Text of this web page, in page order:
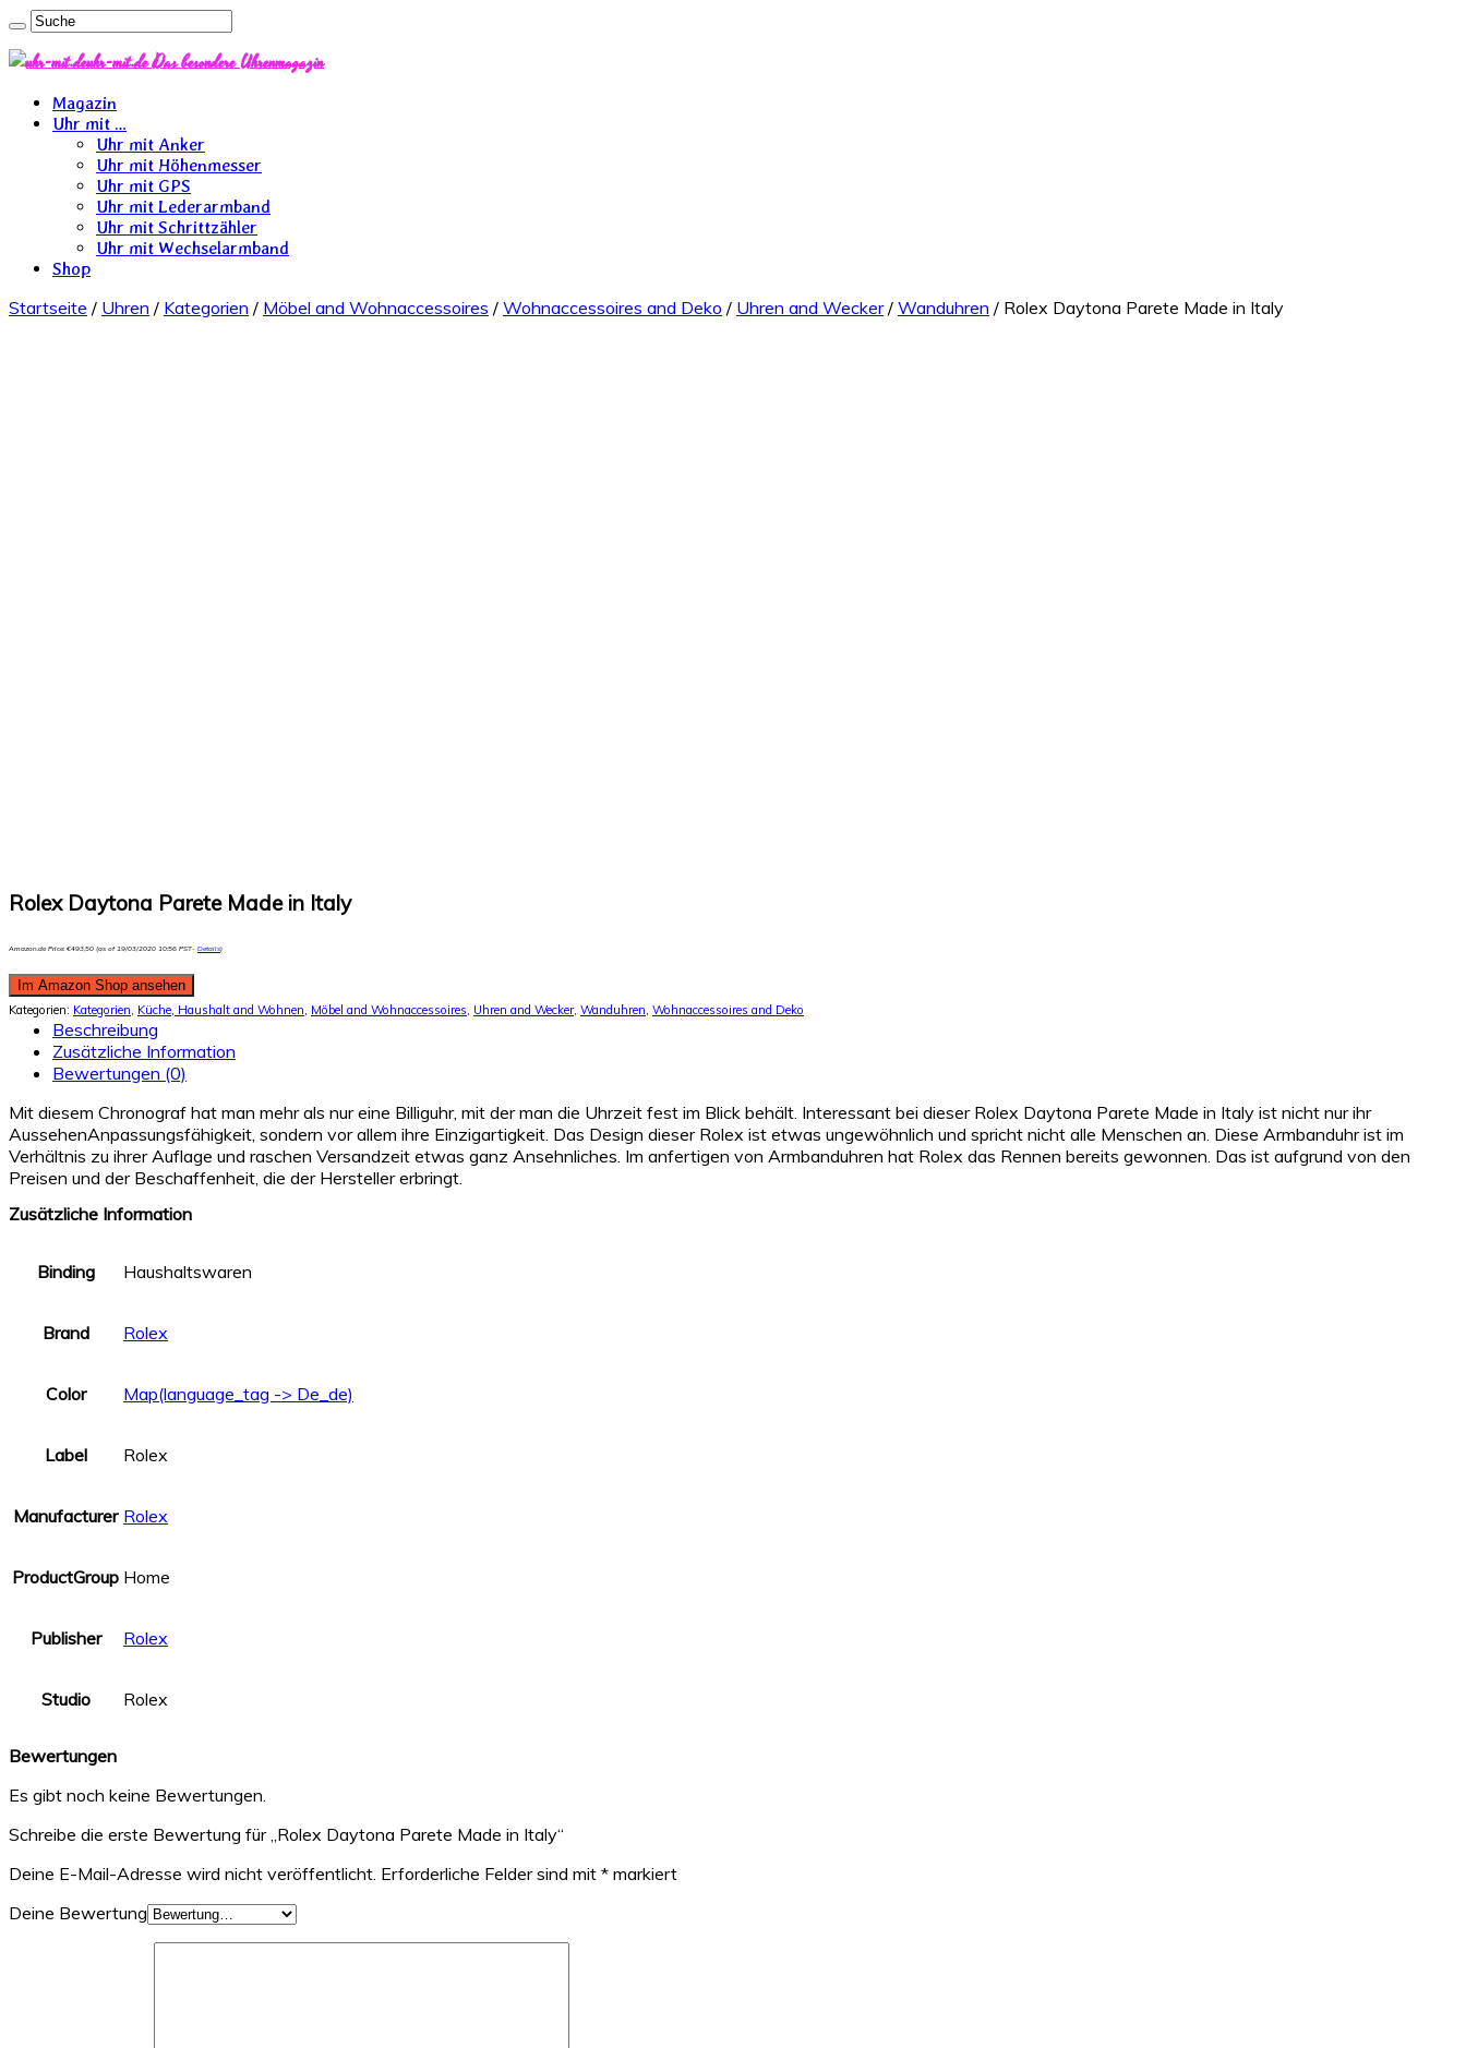
uhr-mit.de Das besondere Uhrenmagazin
Magazin
Uhr mit …
Uhr mit Anker
Uhr mit Höhenmesser
Uhr mit GPS
Uhr mit Lederarmband
Uhr mit Schrittzähler
Uhr mit Wechselarmband
Shop
Startseite / Uhren / Kategorien / Möbel and Wohnaccessoires / Wohnaccessoires and Deko / Uhren and Wecker/ Wanduhren / Rolex Daytona Parete Made in Italy
Rolex Daytona Parete Made in Italy
Amazon.de Price:€493,50 (as of 19/03/2020 10:56 PST- Details)
Im Amazon Shop ansehen
Kategorien: Kategorien, Küche, Haushalt and Wohnen, Möbel and Wohnaccessoires, Uhren and Wecker, Wanduhren, Wohnaccessoires and Deko
Beschreibung
Zusätzliche Information
Bewertungen (0)
Mit diesem Chronograf hat man mehr als nur eine Billiguhr, mit der man die Uhrzeit fest im Blick behält. Interessant bei dieser Rolex Daytona Parete Made in Italy ist nicht nur ihr
AussehenAnpassungsfähigkeit, sondern vor allem ihre Einzigartigkeit. Das Design dieser Rolex ist etwas ungewöhnlich und spricht nicht alle Menschen an. Diese Armbanduhr ist im
Verhältnis zu ihrer Auflage und raschen Versandzeit etwas ganz Ansehnliches. Im anfertigen von Armbanduhren hat Rolex das Rennen bereits gewonnen. Das ist aufgrund von den
Preisen und der Beschaffenheit, die der Hersteller erbringt.
Zusätzliche Information
Binding Haushaltswaren
Brand Rolex
Color Map(language_tag -> De_de)
Label Rolex
Manufacturer Rolex
ProductGroup Home
Publisher Rolex
Studio Rolex
Bewertungen
Es gibt noch keine Bewertungen.
Schreibe die erste Bewertung für „Rolex Daytona Parete Made in Italy“
Deine E-Mail-Adresse wird nicht veröffentlicht. Erforderliche Felder sind mit * markiert
Deine Bewertung